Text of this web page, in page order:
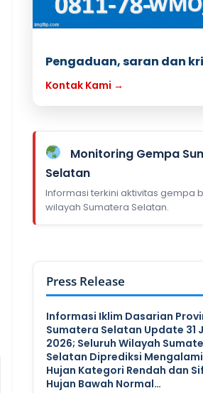
Pengaduan, saran dan
Kontak Kami →
Monitoring Gempa
Selatan
Informasi terkini aktivitas gempa
wilayah Sumatera Selatan.
Press Release
Informasi Iklim Dasarian
Sumatera Selatan Update 31
2026; Seluruh Wilayah
Selatan Diprediksi
Hujan Kategori Rendah dan
Hujan Bawah Normal…